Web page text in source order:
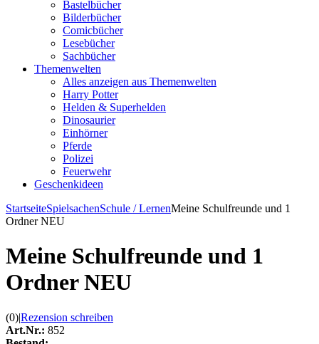
Bastelbücher
Bilderbücher
Comicbücher
Lesebücher
Sachbücher
Themenwelten
Alles anzeigen aus Themenwelten
Harry Potter
Helden & Superhelden
Dinosaurier
Einhörner
Pferde
Polizei
Feuerwehr
Geschenkideen
StartseiteSpielsachenSchule / LernenMeine Schulfreunde und 1
Ordner NEU
Meine Schulfreunde und 1
Ordner NEU
(0)|Rezension schreiben
Art.Nr.: 852